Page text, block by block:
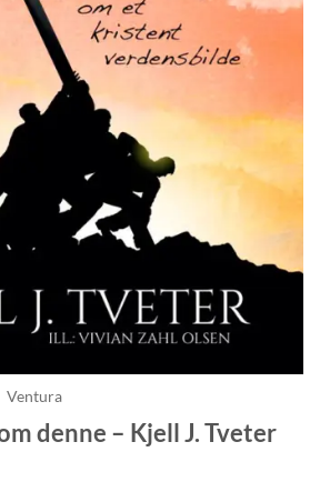
Ventura
denne – Kjell J. Tveter